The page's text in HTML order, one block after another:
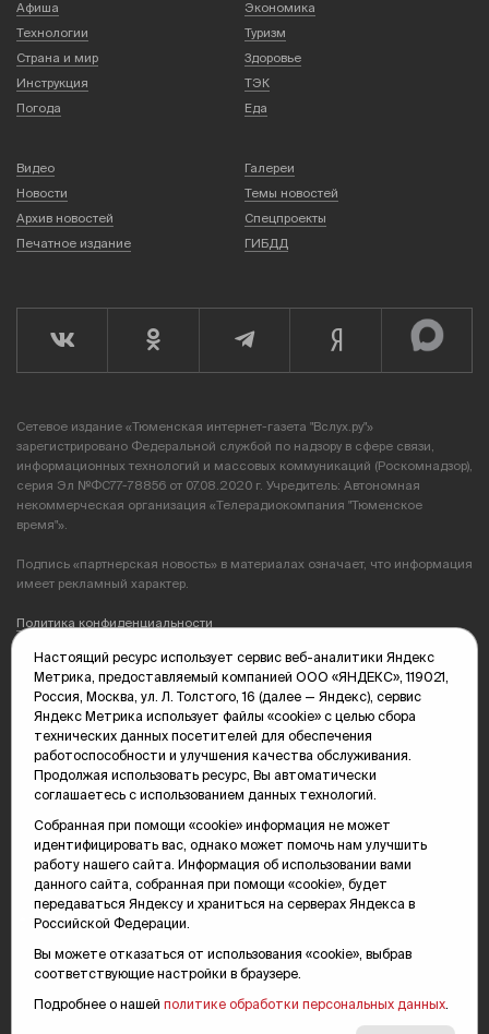
Афиша
Экономика
Технологии
Туризм
Страна и мир
Здоровье
Инструкция
ТЭК
Погода
Еда
Видео
Галереи
Новости
Темы новостей
Архив новостей
Спецпроекты
Печатное издание
ГИБДД
Сетевое издание «Тюменская интернет-газета "Вслух.ру"»
зарегистрировано Федеральной службой по надзору в сфере связи,
информационных технологий и массовых коммуникаций (Роскомнадзор),
серия Эл №ФС77-78856 от 07.08.2020 г. Учредитель: Автономная
некоммерческая организация «Телерадиокомпания "Тюменское
время"».
Подпись «партнерская новость» в материалах означает, что информация
имеет рекламный характер.
Политика конфиденциальности
Редакция: 625035, Тюмень, пр. Геологоразведчиков, 28А
(3452) 68-89-05
edit@vsluh.ru
Главный редактор: Панкина Т.Ю.
kika@vsluh.ru
По вопросам рекламы:
(3452) 68-89-78
kotovaev@sibinformburo.ru
mim@vsluh.ru
Настоящий ресурс использует сервис веб-аналитики Яндекс
Метрика, предоставляемый компанией ООО «ЯНДЕКС», 119021,
Россия, Москва, ул. Л. Толстого, 16 (далее — Яндекс), сервис
Яндекс Метрика использует файлы «cookie» с целью сбора
технических данных посетителей для обеспечения
работоспособности и улучшения качества обслуживания.
Продолжая использовать ресурс, Вы автоматически
соглашаетесь с использованием данных технологий.
Собранная при помощи «cookie» информация не может
идентифицировать вас, однако может помочь нам улучшить
работу нашего сайта. Информация об использовании вами
данного сайта, собранная при помощи «cookie», будет
передаваться Яндексу и храниться на серверах Яндекса в
Российской Федерации.
Вы можете отказаться от использования «cookie», выбрав
соответствующие настройки в браузере.
Подробнее о нашей политике обработки персональных данных